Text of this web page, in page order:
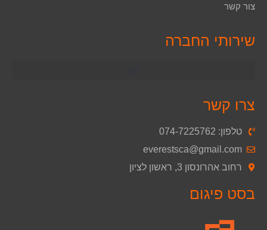
צור קשר
שירותי החברה
צרו קשר
טלפון: 074-7225762
‫everestsca@gmail.com
רחוב אהרונסון 3, ראשון לציון
בסט פיגום